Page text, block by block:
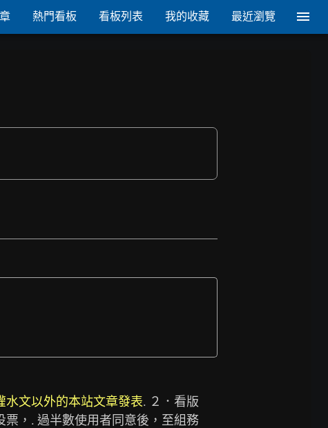
熱門看板 看板列表 我的收藏 最近瀏覽
水文以外的本站文章發表. ２．看版
，. 過半數使用者同意後，至組務